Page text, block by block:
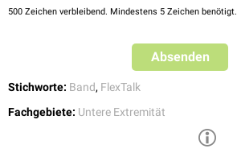
500 Zeichen verbleibend. Mindestens 5 Zeichen benötigt.
Absenden
Stichworte: Band, FlexTalk
Fachgebiete: Untere Extremität